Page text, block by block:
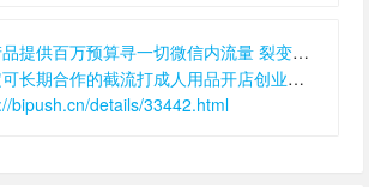
供百万预算寻一切微信内流量 裂变量 返回量,结算:预付
的截流打成人用品开店创业粉团队！我们是一手后端，需求量大。,单价:20元,结算:日结
bipush.cn/details/33442.html